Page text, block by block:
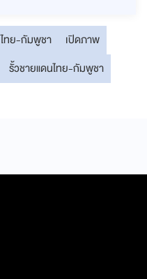
ไทย-กัมพูชา
เปิดภาพ
รั้วชายแดนไทย-กัมพูชา